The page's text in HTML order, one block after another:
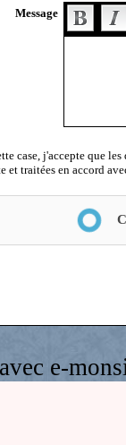
Message
case, j'accepte que
et traitées en accord
e-